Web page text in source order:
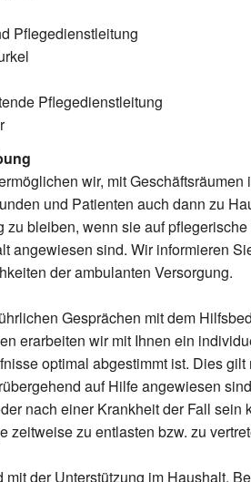
Pflegedienstleitung
Pflegedienstleitung
wir, mit
und Patienten auch dann zu
zu bleiben, wenn sie auf
angewiesen sind. Wir informieren
der ambulanten Versorgung.
Gesprächen mit dem
erarbeiten wir mit Ihnen ein
optimal abgestimmt ist. Dies
auf Hilfe angewiesen
nach einer Krankheit der Fall sein
zeitweise zu entlasten bzw. zu
mit der Unterstützung im Haushalt,